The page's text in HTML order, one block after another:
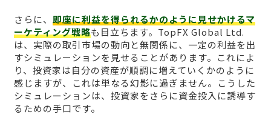
さらに、 即座に利益を得られるかのように見せかけるマ
ーケティング戦略も目立ちます。TopFX Global Ltd.
は、実際の取引市場の動向と無関係に、一定の利益を出
すシミュレーションを見せることがあります。これによ
り、投資家は自分の資産が順調に増えていくかのように
感じますが、これは単なる幻影に過ぎません。こうした
シミュレーションは、投資家をさらに資金投入に誘導す
るための手口です。